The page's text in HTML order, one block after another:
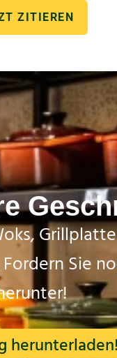
ZITIEREN
Sie
herunterladen!